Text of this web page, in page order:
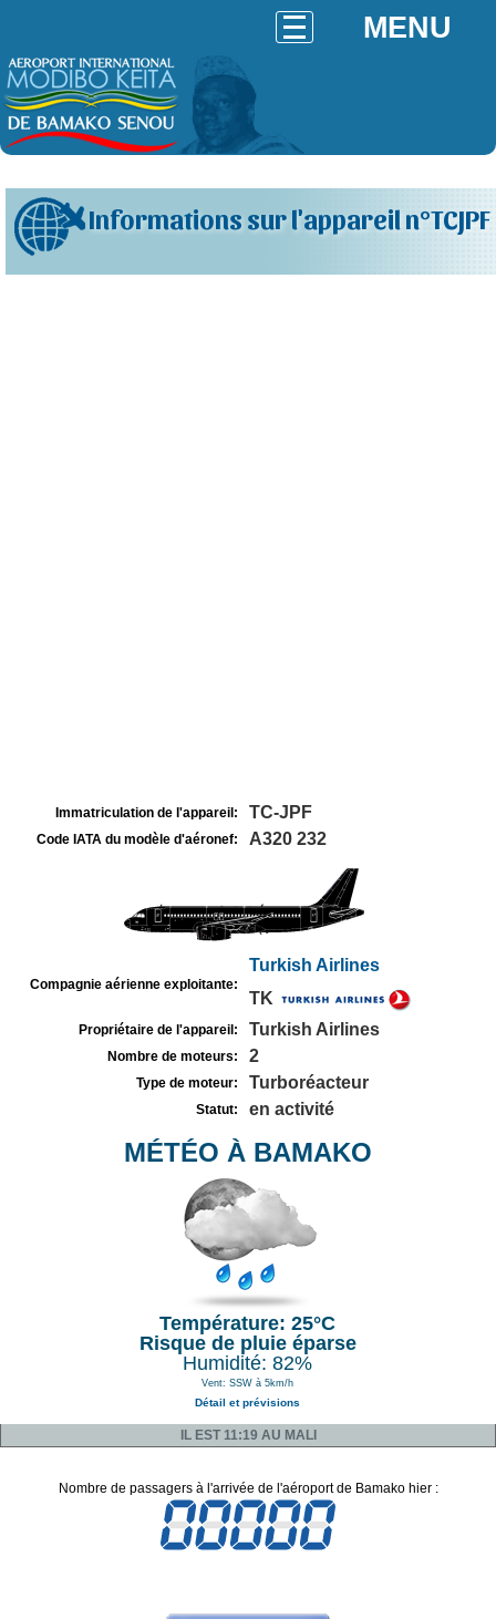
MENU
Informations sur l'appareil n°TCJPF
Immatriculation de l'appareil: TC-JPF
Code IATA du modèle d'aéronef: A320 232
Compagnie aérienne exploitante:
Turkish Airlines
TK
Propriétaire de l'appareil: Turkish Airlines
Nombre de moteurs: 2
Type de moteur: Turboréacteur
Statut: en activité
MÉTÉO À BAMAKO
Température: 25°C
Risque de pluie éparse
Humidité: 82%
Vent: SSW à 5km/h
Détail et prévisions
IL EST 11:19 AU MALI
Nombre de passagers à l'arrivée de l'aéroport de Bamako hier :